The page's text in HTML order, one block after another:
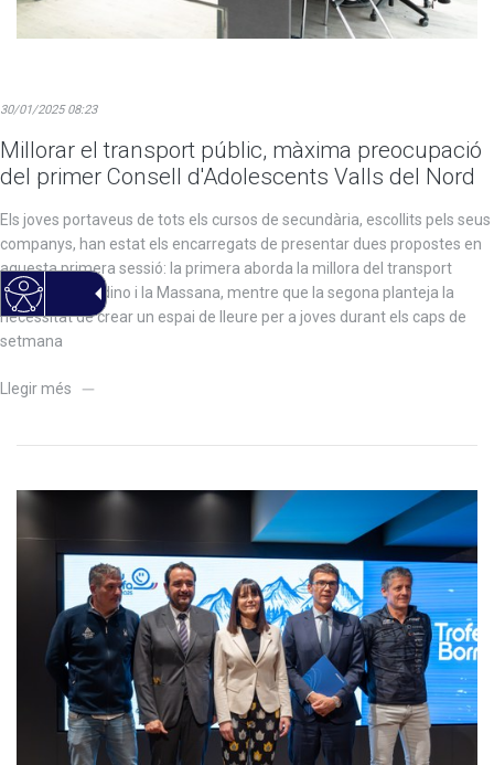
30/01/2025 08:23
Millorar el transport públic, màxima preocupació
del primer Consell d'Adolescents Valls del Nord
Els joves portaveus de tots els cursos de secundària, escollits pels seus
companys, han estat els encarregats de presentar dues propostes en
aquesta primera sessió: la primera aborda la millora del transport
públic entre Ordino i la Massana, mentre que la segona planteja la
necessitat de crear un espai de lleure per a joves durant els caps de
setmana
Llegir més